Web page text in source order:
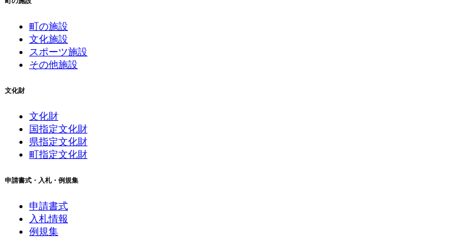
町の施設
文化施設
スポーツ施設
その他施設
文化財
文化財
国指定文化財
県指定文化財
町指定文化財
申請書式・入札・例規集
申請書式
入札情報
例規集